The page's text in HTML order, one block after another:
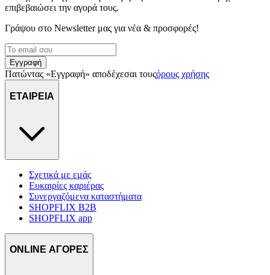
διαφημίσεις και περιεχόμενο, την καλύτερη εικόνα του κοινού
πληροφορίες σχετικά με την από μέρους σας χρήση της
τοποθεσίας μας στους συνεργάτες μέσων κοινωνικής
δικτύωσης, διαφημίσεων και ανάλυσης.
επιβεβαιώσει την αγορά τους.
Γράψου στο Νewsletter μας για νέα & προσφορές!
Εγγραφή
Πατώντας «Εγγραφή» αποδέχεσαι τουςόρους χρήσης
ΕΤΑΙΡΕΙΑ
Σχετικά με εμάς
Ευκαιρίες καριέρας
Συνεργαζόμενα καταστήματα
SHOPFLIX B2B
SHOPFLIX app
ONLINE ΑΓΟΡΕΣ